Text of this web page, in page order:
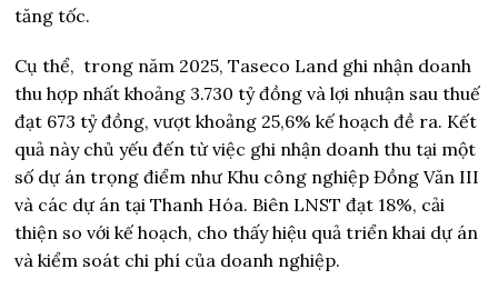
tăng tốc.
Cụ thể,trong năm 2025, Taseco Land ghi nhận doanh
thu hợp nhất khoảng 3.730 tỷ đồng và lợi nhuận sau thuế
đạt 673 tỷ đồng, vượt khoảng 25,6% kế hoạch đề ra. Kết
quả này chủ yếu đến từ việc ghi nhận doanh thu tại một
số dự án trọng điểm như Khu công nghiệp Đồng Văn III
và các dự án tại Thanh Hóa. Biên LNST đạt 18%, cải
thiện so với kế hoạch, cho thấy hiệu quả triển khai dự án
và kiểm soát chi phí của doanh nghiệp.